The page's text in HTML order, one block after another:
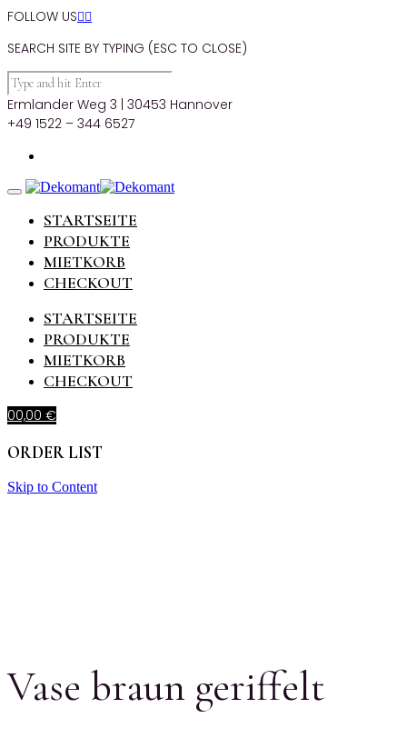
FOLLOW US
SEARCH SITE BY TYPING (ESC TO CLOSE)
Ermlander Weg 3 | 30453 Hannover
+49 1522 – 344 6527
STARTSEITE
PRODUKTE
MIETKORB
CHECKOUT
STARTSEITE
PRODUKTE
MIETKORB
CHECKOUT
00,00 €
ORDER LIST
Skip to Content
Vase braun geriffelt